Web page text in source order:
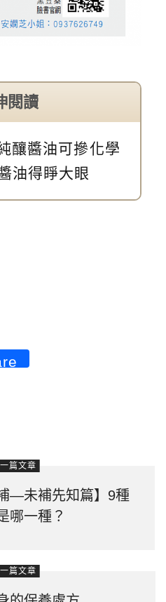
閱讀
釀醬油可摻化學
油得睜大眼
篇文章
—未補先知篇】9種
哪一種？
篇文章